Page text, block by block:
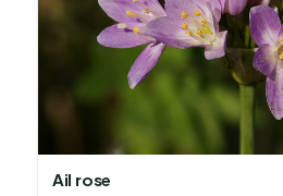
Ail rose